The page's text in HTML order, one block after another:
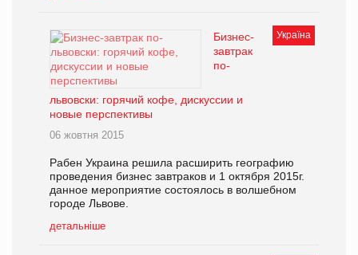
Україна
Бизнес-
завтрак
по-
львовски: горячий кофе, дискуссии и
новые перспективы
06 жовтня 2015
Рабен Украина решила расширить географию
проведения бизнес завтраков и 1 октября 2015г.
данное мероприятие состоялось в волшебном
городе Львове.
детальніше